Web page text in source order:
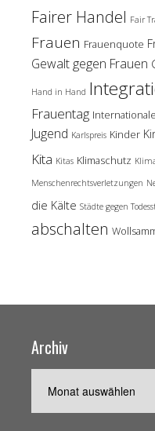
Fairer Handel Fair
Frauen Frauenquote
Gewalt gegen Frauen
Hand in Hand
Frauentag
Jugend Karlspreis Kinder
Kita Kitas Klimaschutz
Menschenrechtsverletzungen
die Kälte Städte gegen
abschalten
Archiv